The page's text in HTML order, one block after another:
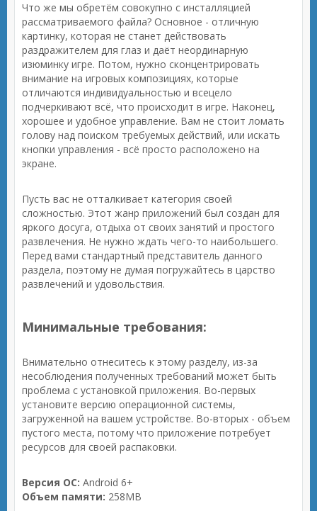
Что же мы обретём совокупно с инсталляцией
рассматриваемого файла? Основное - отличную
картинку, которая не станет действовать
раздражителем для глаз и даёт неординарную
изюминку игре. Потом, нужно сконцентрировать
внимание на игровых композициях, которые
отличаются индивидуальностью и всецело
подчеркивают всё, что происходит в игре. Наконец,
хорошее и удобное управление. Вам не стоит ломать
голову над поиском требуемых действий, или искать
кнопки управления - всё просто расположено на
экране.
Пусть вас не отталкивает категория своей
сложностью. Этот жанр приложений был создан для
яркого досуга, отдыха от своих занятий и простого
развлечения. Не нужно ждать чего-то наибольшего.
Перед вами стандартный представитель данного
раздела, поэтому не думая погружайтесь в царство
развлечений и удовольствия.
Минимальные требования:
Внимательно отнеситесь к этому разделу, из-за
несоблюдения полученных требований может быть
проблема с установкой приложения. Во-первых
установите версию операционной системы,
загруженной на вашем устройстве. Во-вторых - объем
пустого места, потому что приложение потребует
ресурсов для своей распаковки.
Версия ОС: Android 6+
Объем памяти: 258MB